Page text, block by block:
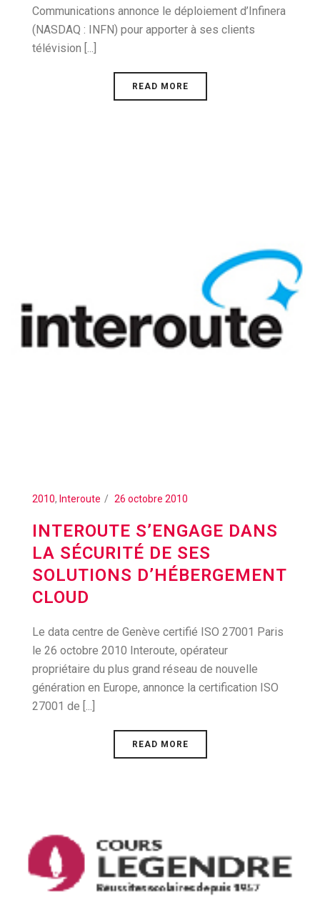
Communications annonce le déploiement d’Infinera
(NASDAQ : INFN) pour apporter à ses clients
télévision [...]
READ MORE
2010, Interoute 26 octobre 2010
INTEROUTE S’ENGAGE DANS
LA SÉCURITÉ DE SES
SOLUTIONS D’HÉBERGEMENT
CLOUD
Le data centre de Genève certifié ISO 27001 Paris
le 26 octobre 2010 Interoute, opérateur
propriétaire du plus grand réseau de nouvelle
génération en Europe, annonce la certification ISO
27001 de [...]
READ MORE